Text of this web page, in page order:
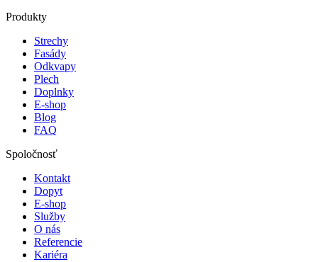
Produkty
Strechy
Fasády
Odkvapy
Plech
Doplnky
E-shop
Blog
FAQ
Spoločnosť
Kontakt
Dopyt
E-shop
Služby
O nás
Referencie
Kariéra